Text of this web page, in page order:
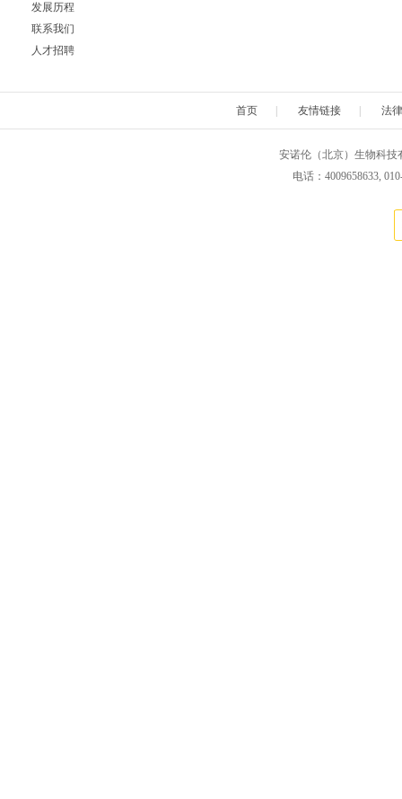
发展历程
联系我们
人才招聘
首页 友情链接 法
安诺伦（北京）生物科技
电话：4009658633,